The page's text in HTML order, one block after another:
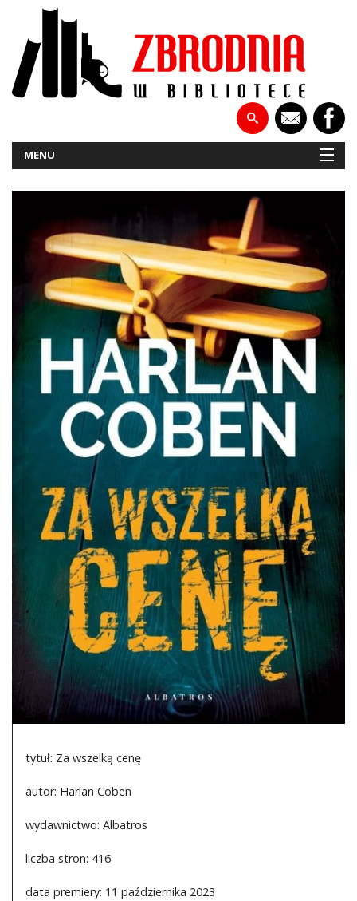
MENU
NOWOŚCI
PATRONATY
WYWIADY
RECENZJE
DO CZYTANIA
NA EKRANIE
KONTAKT
tytuł: Za wszelką cenę
autor: Harlan Coben
wydawnictwo: Albatros
liczba stron: 416
data premiery: 11 października 2023